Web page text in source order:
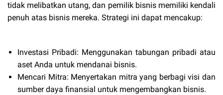
tidak melibatkan utang, dan pemilik bisnis memiliki kendali
penuh atas bisnis mereka. Strategi ini dapat mencakup:
Investasi Pribadi: Menggunakan tabungan pribadi atau
aset Anda untuk mendanai bisnis.
Mencari Mitra: Menyertakan mitra yang berbagi visi dan
sumber daya finansial untuk mengembangkan bisnis.